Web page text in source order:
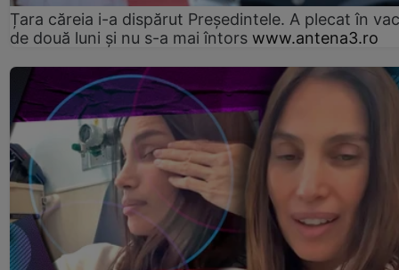
Țara căreia i-a dispărut Președintele. A plecat în
de două luni și nu s-a mai întors www.antena3.ro